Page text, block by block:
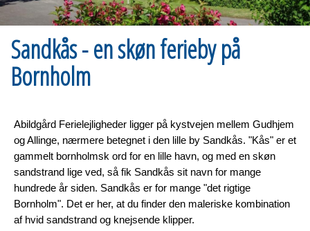
Sandkås - en skøn ferieby på
Bornholm
Abildgård Ferielejligheder ligger på kystvejen mellem Gudhjem
og Allinge, nærmere betegnet i den lille by Sandkås. "Kås" er et
gammelt bornholmsk ord for en lille havn, og med en skøn
sandstrand lige ved, så fik Sandkås sit navn for mange
hundrede år siden. Sandkås er for mange "det rigtige
Bornholm". Det er her, at du finder den maleriske kombination
af hvid sandstrand og knejsende klipper.